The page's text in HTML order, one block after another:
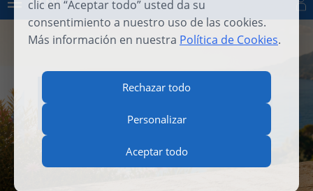
clic en “Aceptar todo” usted da su
consentimiento a nuestro uso de las cookies.
Más información en nuestra Política de Cookies.
Rechazar todo
Personalizar
Aceptar todo
MENÚ
INTERNATIONAL SUMMER
SCHOOL 2026